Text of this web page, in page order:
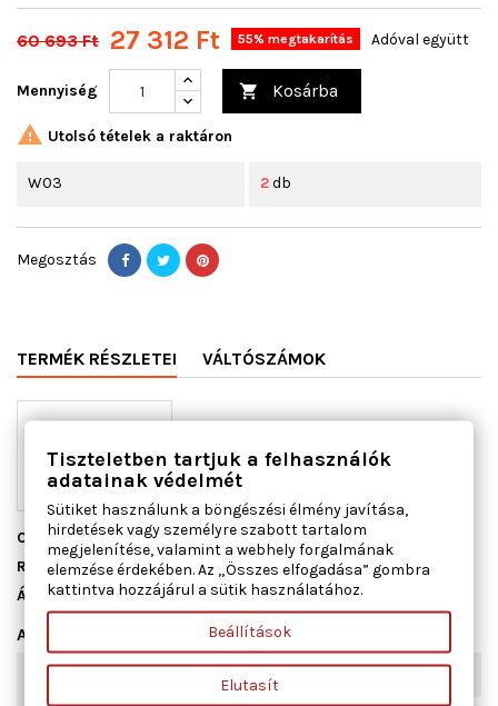
60 693 Ft 27 312 Ft 55% megtakarítás Adóval együtt
Mennyiség  Kosárba
 Utolsó tételek a raktáron
W03 2db
Megosztás
TERMÉK RÉSZLETEI VÁLTÓSZÁMOK
Cikkszám01.5561
Raktáron2 db
Állapot Új
Adatlap
Kombinált kapcsoló
komfort funkcióval
Tiszteletben tartjuk a felhasználók
adatainak védelmét
Sütiket használunk a böngészési élmény javítása,
hirdetések vagy személyre szabott tartalom
megjelenítése, valamint a webhely forgalmának
elemzése érdekében. Az „Összes elfogadása” gombra
kattintva hozzájárul a sütik használatához.
Beállítások
Elutasít